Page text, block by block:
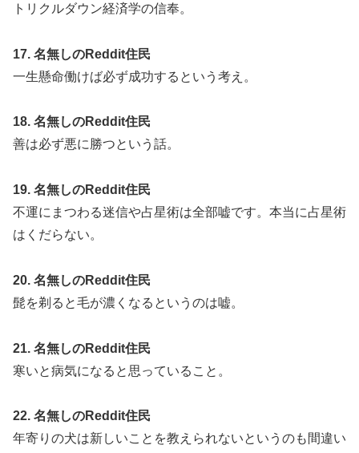
トリクルダウン経済学の信奉。
17. 名無しのReddit住民
一生懸命働けば必ず成功するという考え。
18. 名無しのReddit住民
善は必ず悪に勝つという話。
19. 名無しのReddit住民
不運にまつわる迷信や占星術は全部嘘です。本当に占星術
はくだらない。
20. 名無しのReddit住民
髭を剃ると毛が濃くなるというのは嘘。
21. 名無しのReddit住民
寒いと病気になると思っていること。
22. 名無しのReddit住民
年寄りの犬は新しいことを教えられないというのも間違い